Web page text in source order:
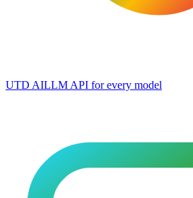
UTD AILLM API for every model